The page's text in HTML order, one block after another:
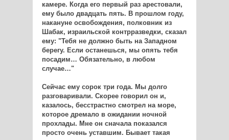
камере. Когда его первый раз арестовали,
ему было двадцать пять. В прошлом году,
накануне освобождения, полковник из
Шабак, израильской контрразведки, сказал
ему: "Тебя не должно быть на Западном
берегу. Если останешься, мы опять тебя
посадим… Обязательно, в любом
случае…"
Сейчас ему сорок три года. Мы долго
разговаривали. Скорее говорил он и,
казалось, бесстрастно смотрел на море,
которое дремало в ожидании ночной
прохлады. Мне он сначала показался
просто очень уставшим. Бывает такая